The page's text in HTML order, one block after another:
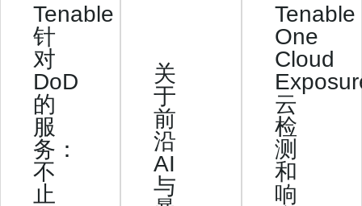
Tenable
针
对
DoD
的
服
务：
不
止
关
于
前
沿
AI
与
Tenable
One
Cloud
云
检
测
和
响